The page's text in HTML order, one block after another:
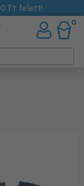
Ft felett!
0